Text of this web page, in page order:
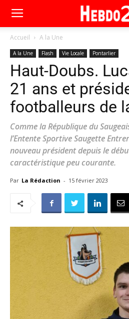
Accueil A la Une
A la Une Flash Vie Locale Pontarlier
Haut-Doubs.
21 ans et
footballeurs de
Comme la République du
l’Entente Sportive Saugette
nouveau président depuis le
caractéristique peu courante.
Par La Rédaction - 15 février 2023